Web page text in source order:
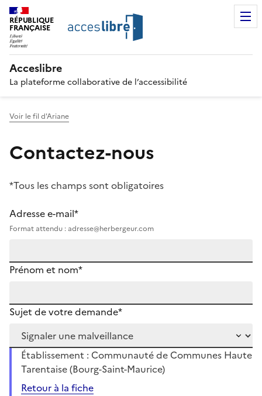
RÉPUBLIQUE
FRANÇAISE
Acceslibre
La plateforme collaborative de l’accessibilité
Voir le fil d'Ariane
Contactez-nous
*Tous les champs sont obligatoires
Adresse e-mail*
Format attendu : adresse@herbergeur.com
Prénom et nom*
Sujet de votre demande*
Établissement : Communauté de Communes Haute
Tarentaise (Bourg-Saint-Maurice)
Retour à la fiche